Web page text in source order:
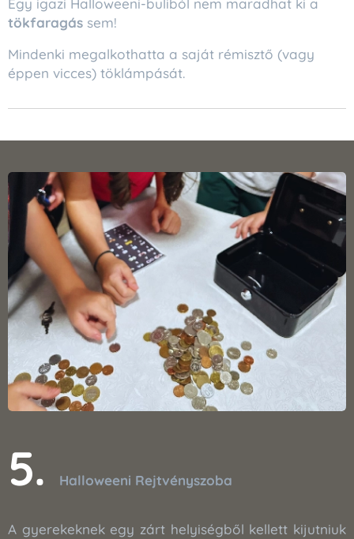
Egy igazi Halloweeni-buliból nem maradhat ki a
tökfaragás sem!
Mindenki megalkothatta a saját rémisztő (vagy
éppen vicces) töklámpását.
5. Halloweeni Rejtvényszoba
A gyerekeknek egy zárt helyiségből kellett kijutniuk